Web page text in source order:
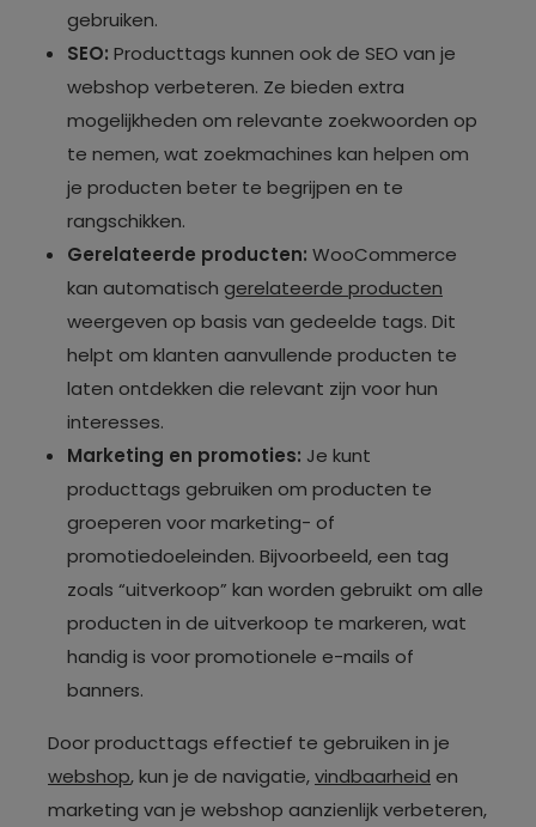
gebruiken.
SEO: Producttags kunnen ook de SEO van je
webshop verbeteren. Ze bieden extra
mogelijkheden om relevante zoekwoorden op
te nemen, wat zoekmachines kan helpen om
je producten beter te begrijpen en te
rangschikken.
Gerelateerde producten: WooCommerce
kan automatisch gerelateerde producten
weergeven op basis van gedeelde tags. Dit
helpt om klanten aanvullende producten te
laten ontdekken die relevant zijn voor hun
interesses.
Marketing en promoties: Je kunt
producttags gebruiken om producten te
groeperen voor marketing- of
promotiedoeleinden. Bijvoorbeeld, een tag
zoals “uitverkoop” kan worden gebruikt om alle
producten in de uitverkoop te markeren, wat
handig is voor promotionele e-mails of
banners.
Door producttags effectief te gebruiken in je
webshop, kun je de navigatie,vindbaarheid en
marketing van je webshop aanzienlijk verbeteren,